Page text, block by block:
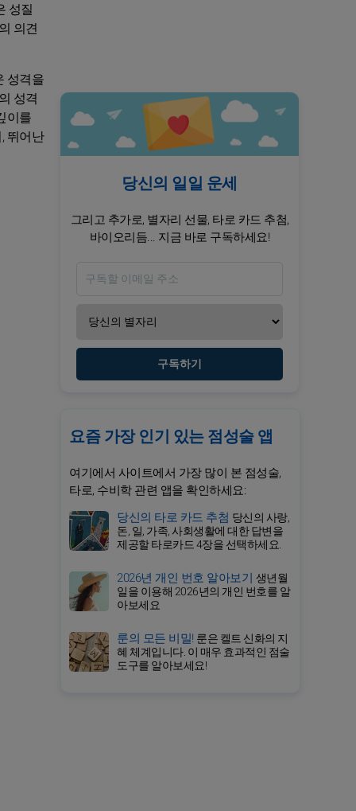
성질
의견
성격을
성격
이를
뛰어난
당신의 일일 운세
그리고 추가로, 별자리 선물, 타로 카드 추첨,
바이오리듬... 지금 바로 구독하세요!
구독하기
요즘 가장 인기 있는 점성술 앱
여기에서 사이트에서 가장 많이 본 점성술,
타로, 수비학 관련 앱을 확인하세요:
당신의 타로 카드 추첨 당신의 사랑,
돈, 일, 가족, 사회생활에 대한 답변을
제공할 타로카드 4장을 선택하세요.
2026년 개인 번호 알아보기 생년월
일을 이용해 2026년의 개인 번호를 알
아보세요
룬의 모든 비밀!룬은 켈트 신화의 지
혜 체계입니다. 이 매우 효과적인 점술
도구를 알아보세요!